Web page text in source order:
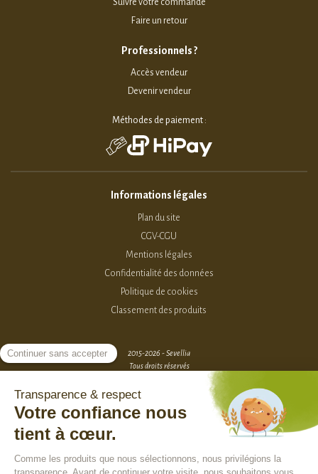
Suivre votre commande
Faire un retour
Professionnels ?
Accès vendeur
Devenir vendeur
Méthodes de paiement :
Informations légales
Plan du site
CGV-CGU
Mentions légales
Confidentialité des données
Politique de cookies
Classement des produits
2015-2026 - Sevellia
Tous droits réservés
ACCÈS VENDEURS